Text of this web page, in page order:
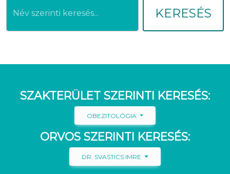
KERESÉS
SZAKTERÜLET SZERINTI KERESÉS:
OBEZITOLÓGIA
ORVOS SZERINTI KERESÉS:
DR. SVASTICS IMRE